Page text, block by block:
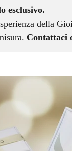
esclusivo.
della
Contattaci